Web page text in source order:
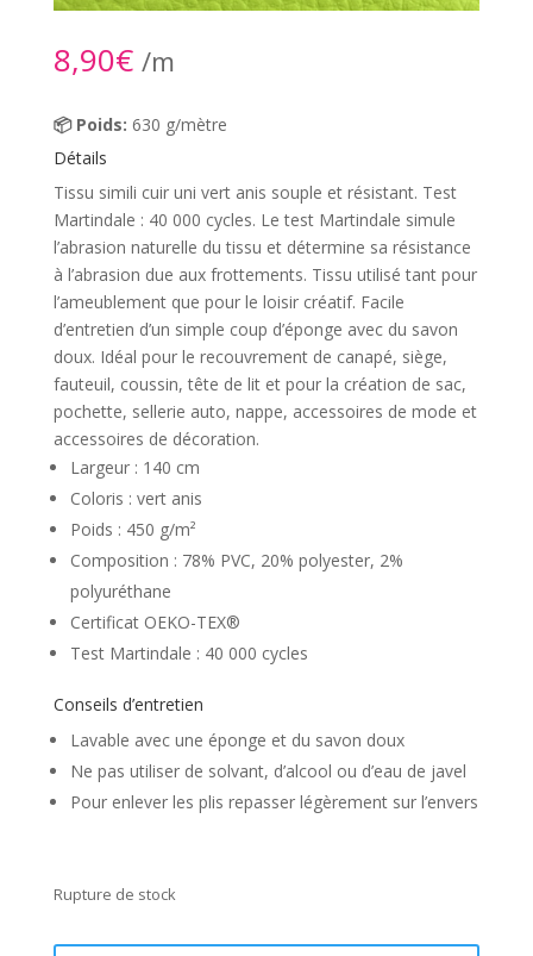
8,90€ /m
📦 Poids: 630 g/mètre
Détails
Tissu simili cuir uni vert anis souple et résistant. Test
Martindale : 40 000 cycles. Le test Martindale simule
l’abrasion naturelle du tissu et détermine sa résistance
à l’abrasion due aux frottements. Tissu utilisé tant pour
l’ameublement que pour le loisir créatif. Facile
d’entretien d’un simple coup d’éponge avec du savon
doux. Idéal pour le recouvrement de canapé, siège,
fauteuil, coussin, tête de lit et pour la création de sac,
pochette, sellerie auto, nappe, accessoires de mode et
accessoires de décoration.
Largeur : 140 cm
Coloris : vert anis
Poids : 450 g/m²
Composition : 78% PVC, 20% polyester, 2%
polyuréthane
Certificat OEKO-TEX®
Test Martindale : 40 000 cycles
Conseils d’entretien
Lavable avec une éponge et du savon doux
Ne pas utiliser de solvant, d’alcool ou d’eau de javel
Pour enlever les plis repasser légèrement sur l’envers
Rupture de stock